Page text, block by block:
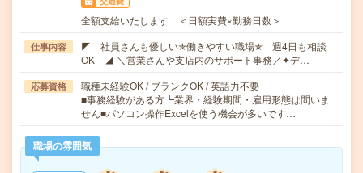
全額支給いたします ＜日額実費×勤務日数＞
仕事内容
◤ 社員さんも優しい✯働きやすい職場✯ 週4日も相談
OK ◢ ＼営業さんや支店内のサポート事務／✦デ…
応募資格
職種未経験OK / ブランクOK / 英語力不要
■事務経験がある方┗業界・経験期間・雇用形態は問いま
せん■パソコン操作Excelを使う機会が多いです…
職場の雰囲気